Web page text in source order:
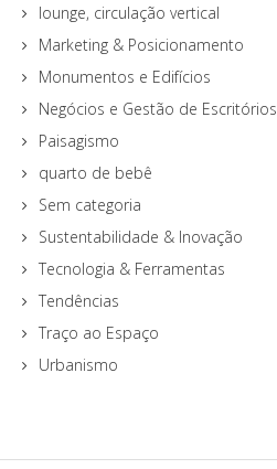
lounge, circulação vertical
Marketing & Posicionamento
Monumentos e Edifícios
Negócios e Gestão de Escritórios
Paisagismo
quarto de bebê
Sem categoria
Sustentabilidade & Inovação
Tecnologia & Ferramentas
Tendências
Traço ao Espaço
Urbanismo